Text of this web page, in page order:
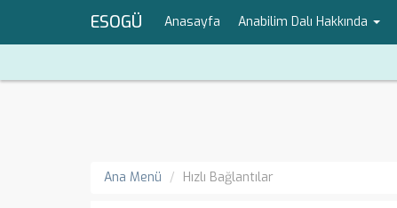
ESOGÜ Anasayfa Anabilim Dalı Hakkında
Ana Menü Hızlı Bağlantılar